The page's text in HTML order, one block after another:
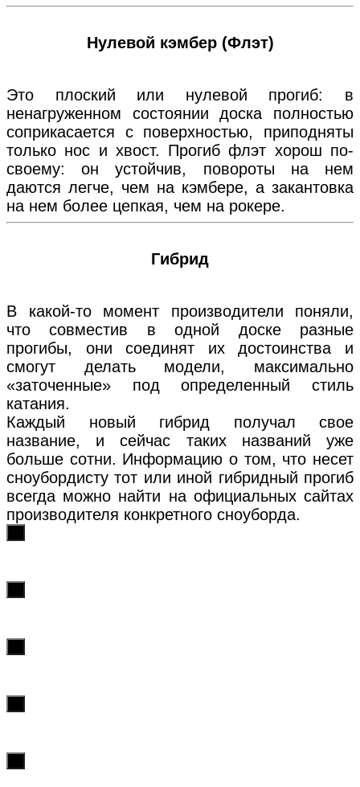
Нулевой кэмбер (Флэт)
Это плоский или нулевой прогиб: в
ненагруженном состоянии доска полностью
соприкасается с поверхностью, приподняты
только нос и хвост. Прогиб флэт хорош по-
своему: он устойчив, повороты на нем
даются легче, чем на кэмбере, а закантовка
на нем более цепкая, чем на рокере.
Гибрид
В какой-то момент производители поняли,
что совместив в одной доске разные
прогибы, они соединят их достоинства и
смогут делать модели, максимально
«заточенные» под определенный стиль
катания.
Каждый новый гибрид получал свое
название, и сейчас таких названий уже
больше сотни. Информацию о том, что несет
сноубордисту тот или иной гибридный прогиб
всегда можно найти на официальных сайтах
производителя конкретного сноуборда.